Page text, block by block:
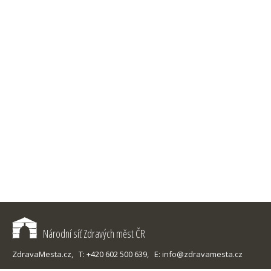
Národní síť Zdravých měst ČR
ZdravaMesta.cz, T: +420 602 500 639, E: info@zdravamesta.cz